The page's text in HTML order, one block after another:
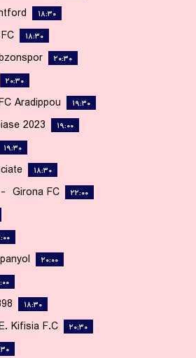
۱۸:۳۰
۱۸:۳۰
۲۰:۳۰
۲۰:۳۰
Aradippou ۱۹:۳۰
2023 ۱۹:۰۰
۱۹:۳۰
۱۸:۳۰
- Girona FC ۲۲:۰۰
۲۰:۰۰
۱۸:۳۰
Kifisia F.C. ۲۰:۳۰